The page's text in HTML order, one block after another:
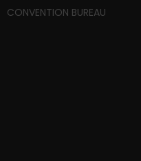
CONVENTION BUREAU